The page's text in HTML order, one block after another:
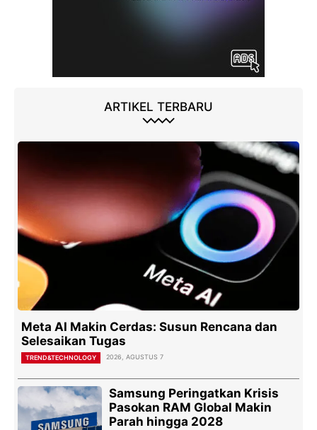
ARTIKEL TERBARU
Meta AI Makin Cerdas: Susun Rencana dan
Selesaikan Tugas
TREND&TECHNOLOGY 2026, AGUSTUS 7
Samsung Peringatkan Krisis
Pasokan RAM Global Makin
Parah hingga 2028